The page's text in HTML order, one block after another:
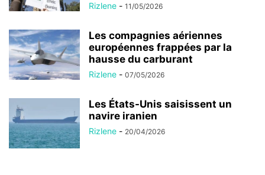
Rizlene - 11/05/2026
Les compagnies aériennes
européennes frappées par la
hausse du carburant
Rizlene - 07/05/2026
Les États-Unis saisissent un
navire iranien
Rizlene - 20/04/2026